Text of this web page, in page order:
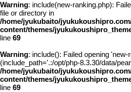
Warning: include(new-ranking.php):
file or directory in
/home/jyukubaito/
content/themes/
line 69
Warning: include(): Failed opening
(include_path='.:/opt/php-8.3.30/data/
/home/jyukubaito/
content/themes/
line 69